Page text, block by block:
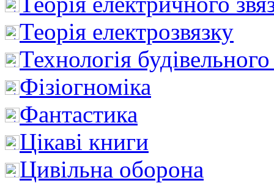
Теорія електрозвязку
Технологія
Фізіогноміка
Фантастика
Цікаві книги
Цивільна оборона